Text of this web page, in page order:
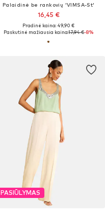
Palaidinė be rankovių 'VIMSA-St'
16,45 €
Pradinė kaina: 49,90 €
Paskutinė mažiausia kaina:17,94 €-8%
PASIŪLYMAS